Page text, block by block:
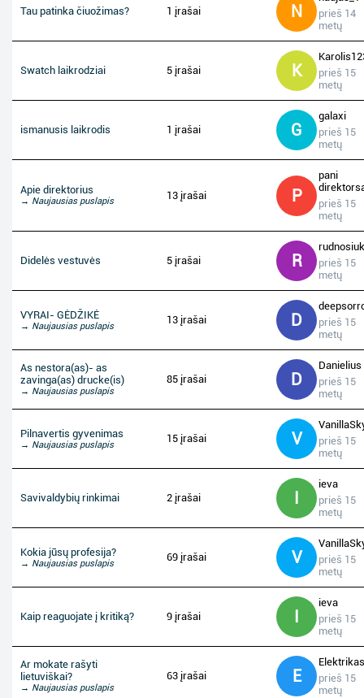
Tau patinka čiuožimas? 1 įrašai N
prieš 14
metų
Swatch laikrodziai 5 įrašai K
prieš 15
metų
ismanusis laikrodis 1 įrašai G
galaxi
prieš 15
metų
Apie direktorius
→ Naujausias puslapis 13 įrašai P
pani
prieš 15
metų
Didelės vestuvės 5 įrašai R
prieš 15
metų
VYRAI- GĖDŽIKĖ
→ Naujausias puslapis
13 įrašai D
prieš 15
metų
As nestora(as)- as
zavinga(as) drucke(is)
→ Naujausias puslapis
85 įrašai D
Danielius
prieš 15
metų
Pilnavertis gyvenimas
→ Naujausias puslapis
15 įrašai V
prieš 15
metų
Savivaldybių rinkimai 2 įrašai I
ieva
prieš 15
metų
Kokia jūsų profesija?
→ Naujausias puslapis
69 įrašai V
prieš 15
metų
Kaip reaguojate į kritiką? 9 įrašai I
ieva
prieš 15
metų
Ar mokate rašyti
lietuviškai?
→ Naujausias puslapis
63 įrašai E
Elektrikas
prieš 15
metų